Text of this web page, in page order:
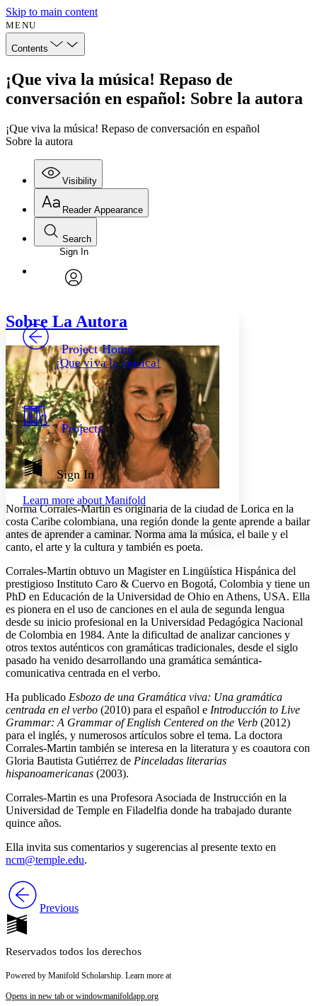
Skip to main content
MENU
Contents
¡Que viva la música! Repaso de
conversación en español: Sobre la autora
¡Que viva la música! Repaso de conversación en español
Sobre la autora
Visibility
Annotations
Your highlights
Resources
Show all
Show all Hide all
Reader Appearance
Font
Font style
Decrease font size Increase font size
Color Scheme
Light
Dark
Annotation contrast
abc Low
abc High
Margins
Increase text margins Decrease text margins
Reset to Defaults
Search
Enter search criteria
Search within:
PROJECT
Sign In
Project Home
¡Que viva la música!
Projects
Sign In
Learn more about Manifold
Sobre La Autora
Norma Corrales-Martin es originaria de la ciudad de Lorica en la
costa Caribe colombiana, una región donde la gente aprende a bailar
antes de aprender a caminar. Norma ama la música, el baile y el
canto, el arte y la cultura y también es poeta.
Corrales-Martin obtuvo un Magister en Lingüística Hispánica del
prestigioso Instituto Caro & Cuervo en Bogotá, Colombia y tiene un
PhD en Educación de la Universidad de Ohio en Athens, USA. Ella
es pionera en el uso de canciones en el aula de segunda lengua
desde su inicio profesional en la Universidad Pedagógica Nacional
de Colombia en 1984. Ante la dificultad de analizar canciones y
otros textos auténticos con gramáticas tradicionales, desde el siglo
pasado ha venido desarrollando una gramática semántica-
comunicativa centrada en el verbo.
Ha publicado Esbozo de una Gramática viva: Una gramática
centrada en el verbo (2010) para el español e Introducción to Live
Grammar: A Grammar of English Centered on the Verb (2012)
para el inglés, y numerosos artículos sobre el tema. La doctora
Corrales-Martin también se interesa en la literatura y es coautora con
Gloria Bautista Gutiérrez de Pinceladas literarias
hispanoamericanas (2003).
Corrales-Martin es una Profesora Asociada de Instrucción en la
Universidad de Temple en Filadelfia donde ha trabajado durante
quince años.
Ella invita sus comentarios y sugerencias al presente texto en
ncm@temple.edu.
Previous
Reservados todos los derechos
Powered by Manifold Scholarship. Learn more at
Opens in new tab or windowmanifoldapp.org